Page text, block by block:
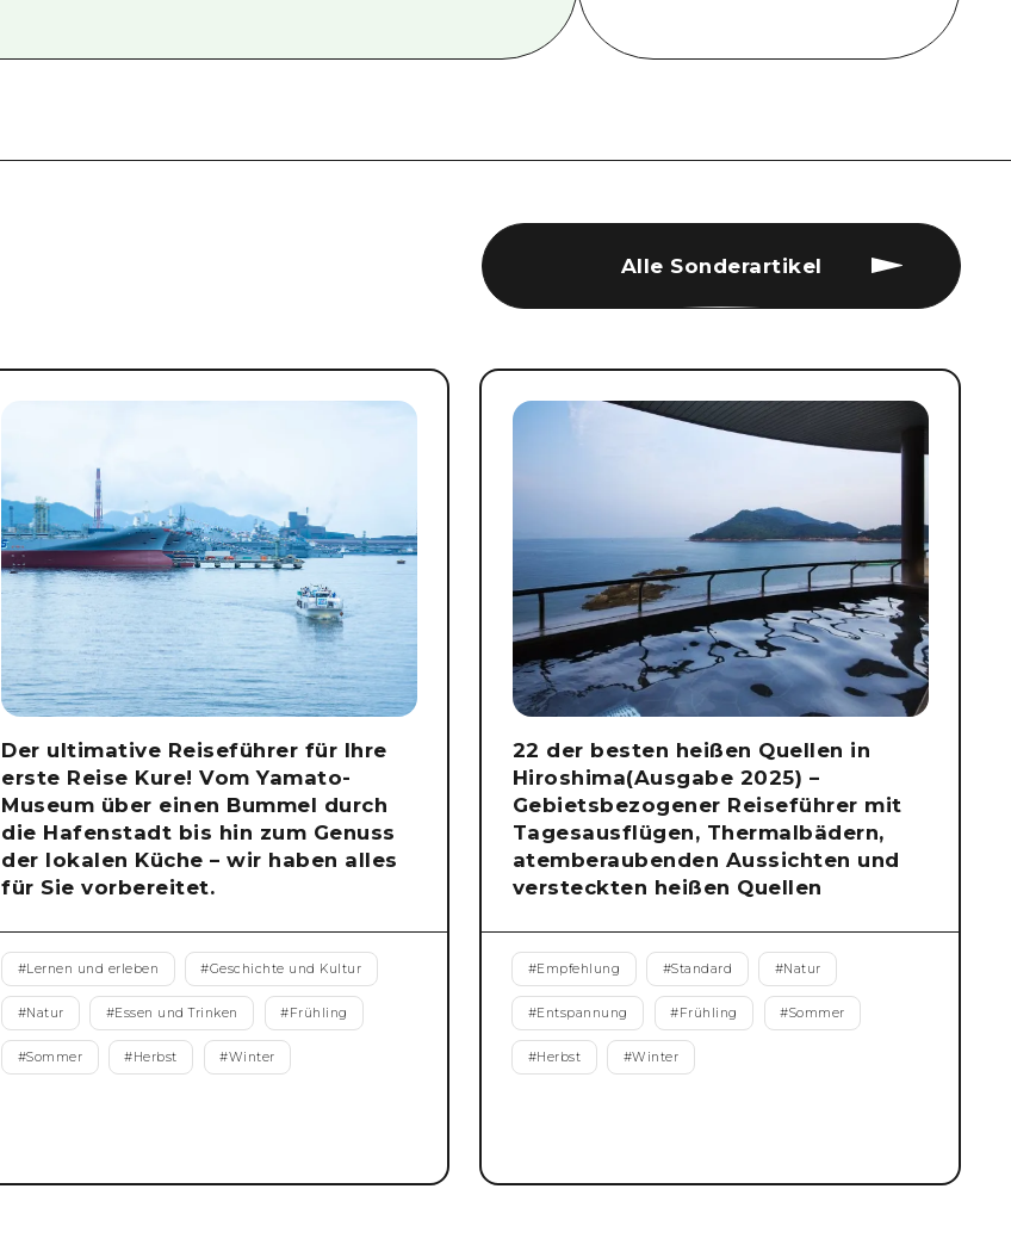
Alle Sonderartikel
Der ultimative Reiseführer für Ihre
erste Reise Kure! Vom Yamato-
Museum über einen Bummel durch
die Hafenstadt bis hin zum Genuss
der lokalen Küche – wir haben alles
für Sie vorbereitet.
#Lernen und erleben #Geschichte und Kultur
#Natur #Essen und Trinken #Frühling
#Sommer #Herbst #Winter
22 der besten heißen Quellen in
Hiroshima(Ausgabe 2025) –
Gebietsbezogener Reiseführer mit
Tagesausflügen, Thermalbädern,
atemberaubenden Aussichten und
versteckten heißen Quellen
#Empfehlung #Standard #Natur
#Entspannung #Frühling #Sommer
#Herbst #Winter